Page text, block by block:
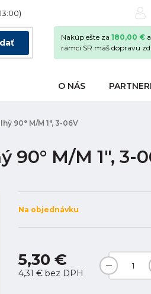
Nakúp ešte za 180,00 €
rámci SR máš dopravu
O NÁS PARTNERI
90° M/M 1", 3-06V
90° M/M 1", 3-
Na objednávku
5,30 €
4,31 € bez DPH